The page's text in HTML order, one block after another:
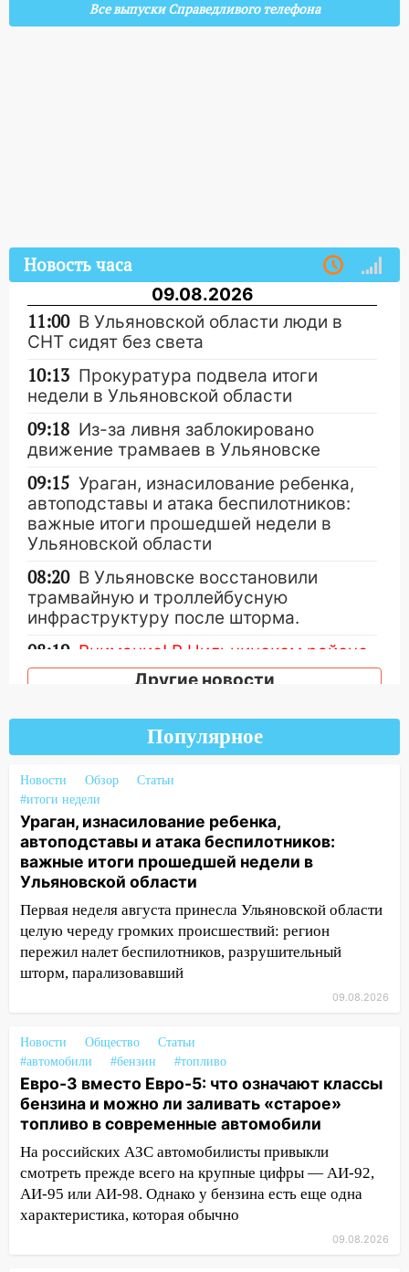
Все выпуски Справедливого телефона
Новость часа
09.08.2026
11:00 В Ульяновской области люди в
СНТ сидят без света
10:13 Прокуратура подвела итоги
недели в Ульяновской области
09:18 Из-за ливня заблокировано
движение трамваев в Ульяновске
09:15 Ураган, изнасилование ребенка,
автоподставы и атака беспилотников:
важные итоги прошедшей недели в
Ульяновской области
08:20 В Ульяновске восстановили
трамвайную и троллейбусную
инфраструктуру после шторма.
08:19 Внимание! В Цильнинском районе
пропал 67-летний мужчина
непогода
07:30 Евро-3 вместо Евро-5: что
означают классы бензина и можно ли
заливать «старое» топливо в
современные автомобили
06:30 Какая погода будет в Ульяновской
области днем 9 августа
05:05 День, когда всё может
измениться: гороскоп на 9 августа —
три знака получат шанс, который нельзя
упустить
Волге перевернулась лодка
19:55
В Ульяновске упавшее дерево
заблокировало в машине двух женщин
17:15 В Ульяновской области
ремонтируют девять мостов: один уже
готов, ещё два — почти завершены
17:00 «Ульяновскалипсис»: последствия
урагана 8 августа
Другие новости
Популярное
Новости Обзор
Статьи
#итоги недели
Ураган, изнасилование ребенка,
автоподставы и атака беспилотников:
важные итоги прошедшей недели в
Ульяновской области
Первая неделя августа принесла Ульяновской области
целую череду громких происшествий: регион
пережил налет беспилотников, разрушительный
шторм, парализовавший
09.08.2026
Новости Общество
Статьи
#автомобили
#бензин #топливо
Евро-3 вместо Евро-5: что означают классы
бензина и можно ли заливать «старое»
топливо в современные автомобили
На российских АЗС автомобилисты привыкли
смотреть прежде всего на крупные цифры — АИ-92,
АИ-95 или АИ-98. Однако у бензина есть еще одна
характеристика, которая обычно
09.08.2026